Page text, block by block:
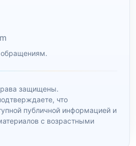
защищены.
что
публичной информацией и
с возрастными